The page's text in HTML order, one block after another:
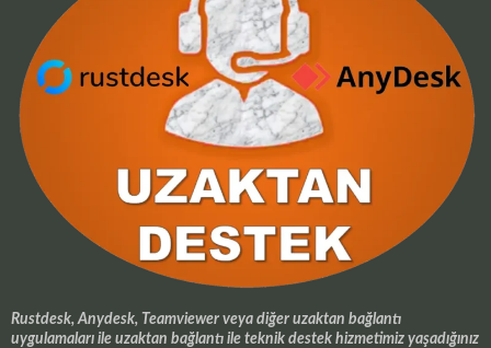
Rustdesk, Anydesk, Teamviewer veya diğer uzaktan bağlantı
uygulamaları ile uzaktan bağlantı ile teknik destek hizmetimiz yaşadığınız